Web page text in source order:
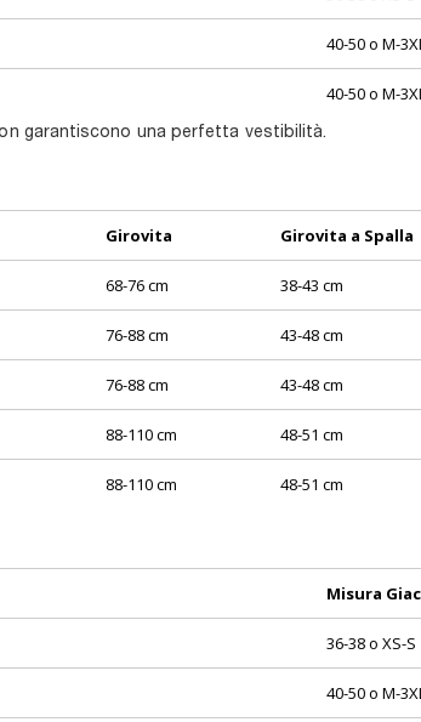
40-50 o M-3XL
40-50 o M-3XL
garantiscono una perfetta vestibilità.
Girovita Girovita a Spalla
68-76 cm 38-43 cm
76-88 cm 43-48 cm
76-88 cm 43-48 cm
88-110 cm 48-51 cm
88-110 cm 48-51 cm
Misura
36-38 o XS-S
40-50 o M-3XL